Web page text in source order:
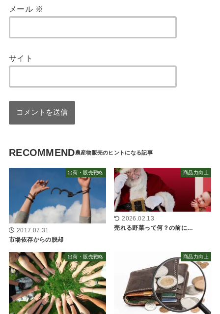
メール ※
サイト
RECOMMEND
出荷・販売戦略
2017.07.31
市場依存からの脱却
商品力向上
2026.02.13
売れる野菜って何？の前に…
出荷・販売戦略 商品力向上